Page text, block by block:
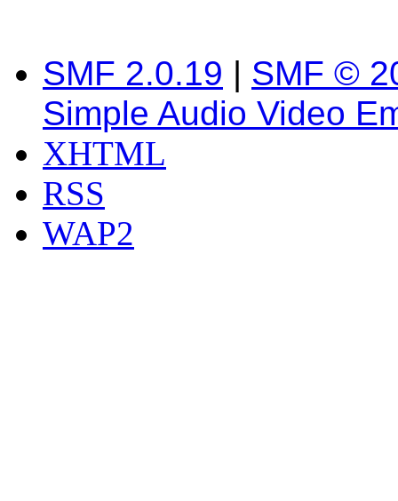
SMF 2.0.19 | SMF ©
Simple Audio Video
XHTML
RSS
WAP2